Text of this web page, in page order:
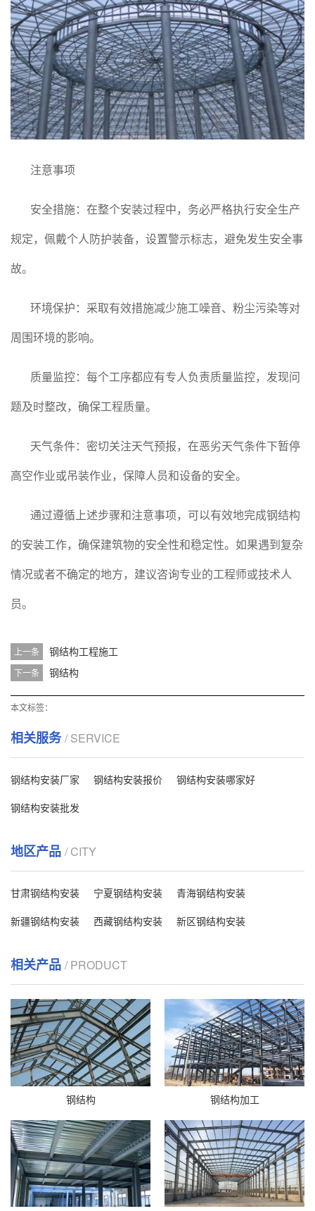
注意事项
安全措施：在整个安装过程中，务必严格执行安全生产
规定，佩戴个人防护装备，设置警示标志，避免发生安全事
故。
环境保护：采取有效措施减少施工噪音、粉尘污染等对
周围环境的影响。
质量监控：每个工序都应有专人负责质量监控，发现问
题及时整改，确保工程质量。
天气条件：密切关注天气预报，在恶劣天气条件下暂停
高空作业或吊装作业，保障人员和设备的安全。
通过遵循上述步骤和注意事项，可以有效地完成钢结构
的安装工作，确保建筑物的安全性和稳定性。如果遇到复杂
情况或者不确定的地方，建议咨询专业的工程师或技术人
员。
上一条 钢结构工程施工
下一条 钢结构
本文标签：
相关服务/ SERVICE
钢结构安装厂家 钢结构安装报价
钢结构安装哪家好
钢结构安装批发
地区产品 / CITY
甘肃钢结构安装 宁夏钢结构安装
青海钢结构安装
新疆钢结构安装
西藏钢结构安装 新区钢结构安装
相关产品 / PRODUCT
钢结构 钢结构加工